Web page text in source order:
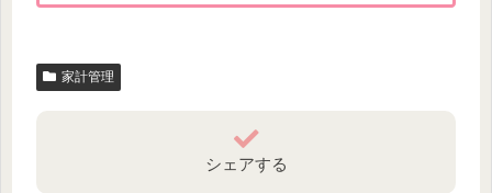
家計管理
シェアする